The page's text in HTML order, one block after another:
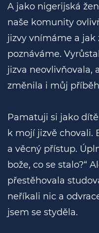
A jako nigerijská
naše komunity
jizvy vnímáme a jak
poznáváme.
jizva neovlivňovala,
změnila i můj
Pamatuji si jako
k mojí jizvě chovali.
a věcný přístup.
bože, co se stalo?“
přestěhovala
neříkali nic a
jsem se styděla.